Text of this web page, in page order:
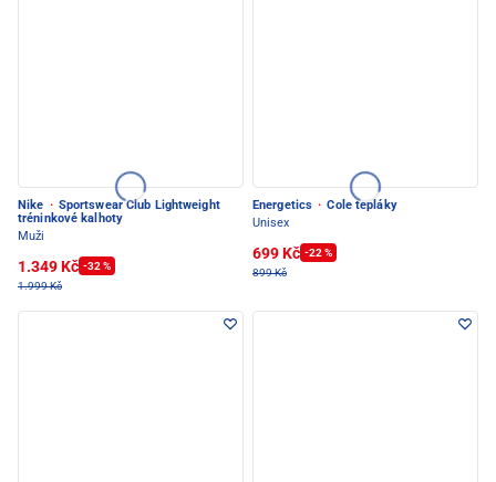
Nike · Sportswear Club Lightweight
tréninkové kalhoty
Muži
1.349 Kč -32 %
1.999 Kč
Energetics · Cole tepláky
Unisex
699 Kč -22 %
899 Kč